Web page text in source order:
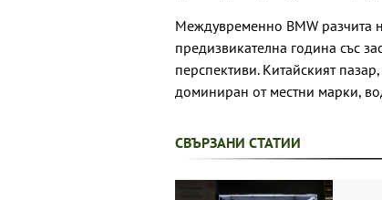
Междувременно BMW разчита
предизвикателна година със
перспективи. Китайският
доминиран от местни марки,
СВЪРЗАНИ СТАТИИ